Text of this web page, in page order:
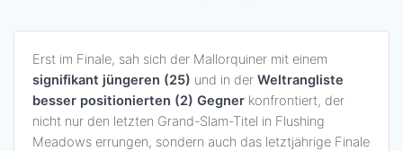
Erst im Finale, sah sich der Mallorquiner mit einem
signifikant jüngeren (25) und in der Weltrangliste
besser positionierten (2) Gegner konfrontiert, der
nicht nur den letzten Grand-Slam-Titel in Flushing
Meadows errungen, sondern auch das letztjährige Finale